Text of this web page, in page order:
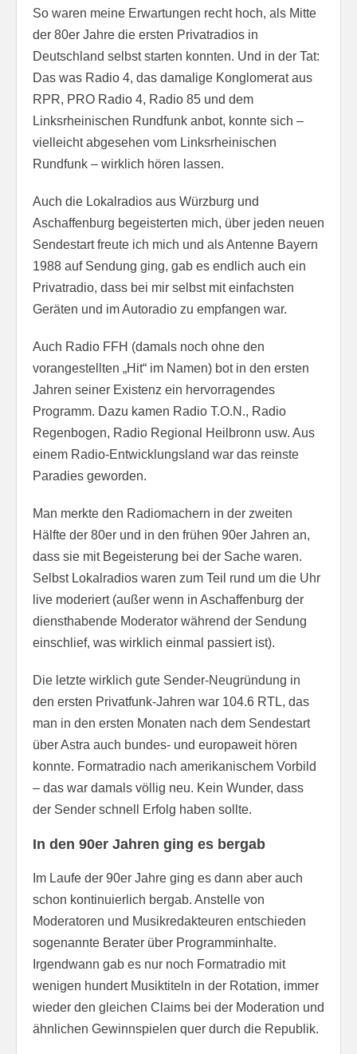
So waren meine Erwartungen recht hoch, als Mitte
der 80er Jahre die ersten Privatradios in
Deutschland selbst starten konnten. Und in der Tat:
Das was Radio 4, das damalige Konglomerat aus
RPR, PRO Radio 4, Radio 85 und dem
Linksrheinischen Rundfunk anbot, konnte sich –
vielleicht abgesehen vom Linksrheinischen
Rundfunk – wirklich hören lassen.
Auch die Lokalradios aus Würzburg und
Aschaffenburg begeisterten mich, über jeden neuen
Sendestart freute ich mich und als Antenne Bayern
1988 auf Sendung ging, gab es endlich auch ein
Privatradio, dass bei mir selbst mit einfachsten
Geräten und im Autoradio zu empfangen war.
Auch Radio FFH (damals noch ohne den
vorangestellten „Hit“ im Namen) bot in den ersten
Jahren seiner Existenz ein hervorragendes
Programm. Dazu kamen Radio T.O.N., Radio
Regenbogen, Radio Regional Heilbronn usw. Aus
einem Radio-Entwicklungsland war das reinste
Paradies geworden.
Man merkte den Radiomachern in der zweiten
Hälfte der 80er und in den frühen 90er Jahren an,
dass sie mit Begeisterung bei der Sache waren.
Selbst Lokalradios waren zum Teil rund um die Uhr
live moderiert (außer wenn in Aschaffenburg der
diensthabende Moderator während der Sendung
einschlief, was wirklich einmal passiert ist).
Die letzte wirklich gute Sender-Neugründung in
den ersten Privatfunk-Jahren war 104.6 RTL, das
man in den ersten Monaten nach dem Sendestart
über Astra auch bundes- und europaweit hören
konnte. Formatradio nach amerikanischem Vorbild
– das war damals völlig neu. Kein Wunder, dass
der Sender schnell Erfolg haben sollte.
In den 90er Jahren ging es bergab
Im Laufe der 90er Jahre ging es dann aber auch
schon kontinuierlich bergab. Anstelle von
Moderatoren und Musikredakteuren entschieden
sogenannte Berater über Programminhalte.
Irgendwann gab es nur noch Formatradio mit
wenigen hundert Musiktiteln in der Rotation, immer
wieder den gleichen Claims bei der Moderation und
ähnlichen Gewinnspielen quer durch die Republik.